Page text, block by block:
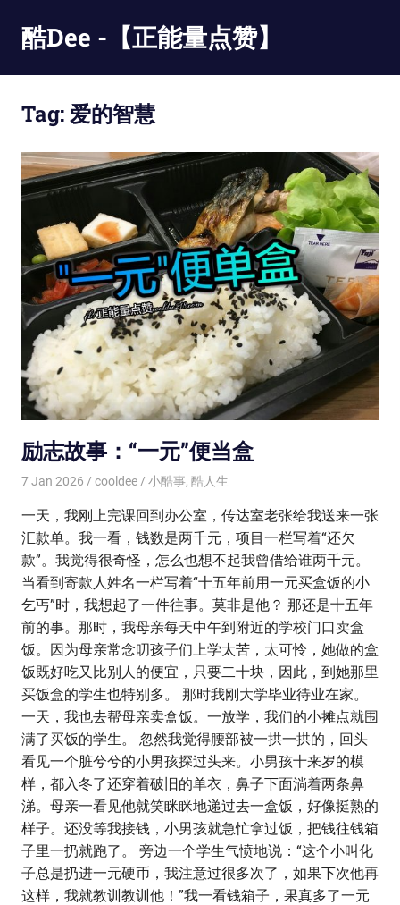
content
酷Dee -【正能量点赞】
最
有
更
酷
Tag:爱的智慧
励志故事：“一元”便当盒
7 Jan 2026 cooldee 小酷事, 酷人生
一天，我刚上完课回到办公室，传达室老张给我送来一张
汇款单。我一看，钱数是两千元，项目一栏写着“还欠
款”。我觉得很奇怪，怎么也想不起我曾借给谁两千元。
当看到寄款人姓名一栏写着“十五年前用一元买盒饭的小
乞丐”时，我想起了一件往事。莫非是他？ 那还是十五年
前的事。那时，我母亲每天中午到附近的学校门口卖盒
饭。因为母亲常念叨孩子们上学太苦，太可怜，她做的盒
饭既好吃又比别人的便宜，只要二十块，因此，到她那里
买饭盒的学生也特别多。 那时我刚大学毕业待业在家。
一天，我也去帮母亲卖盒饭。一放学，我们的小摊点就围
满了买饭的学生。 忽然我觉得腰部被一拱一拱的，回头
看见一个脏兮兮的小男孩探过头来。小男孩十来岁的模
样，都入冬了还穿着破旧的单衣，鼻子下面淌着两条鼻
涕。母亲一看见他就笑眯眯地递过去一盒饭，好像挺熟的
样子。还没等我接钱，小男孩就急忙拿过饭，把钱往钱箱
子里一扔就跑了。 旁边一个学生气愤地说：“这个小叫化
子总是扔进一元硬币，我注意过很多次了，如果下次他再
这样，我就教训教训他！”我一看钱箱子，果真多了一元